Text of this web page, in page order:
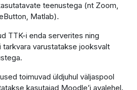
teenustega (nt Zoom,
Matlab).
TTK-i enda serverites ning
varustatakse jooksvalt
toimuvad üldjuhul väljaspool
kasutajad Moodle’i avalehel.